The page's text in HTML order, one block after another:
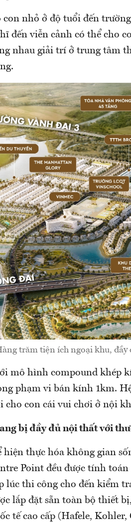
con nhỏ ở độ tuổi đến
đến viễn cảnh có thể cho
nhau giải trí ở trung tâm
trăm tiện ích ngoại khu, đầy
mô hình compound khép
phạm vi bán kính 1km.
cho con cái vui chơi ở nội
bị đầy đủ nội thất với
hiện thực hóa không gian
Point đều được tính
lúc thi công cho đến kiểm
lắp đặt sẵn toàn bộ thiết
tế cao cấp (Hafele, Kohler,